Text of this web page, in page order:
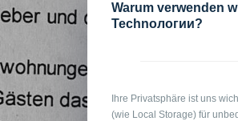
Warum verwenden
Technологии?
Ihre Privatsphäre ist uns
(wie Local Storage) für